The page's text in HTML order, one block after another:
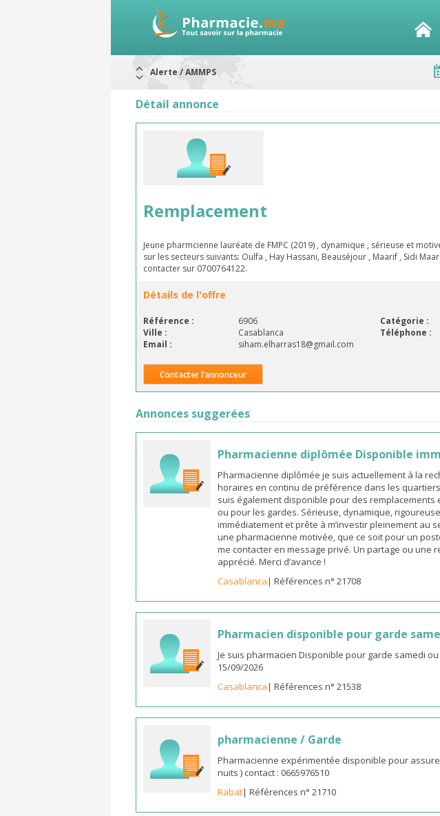
Alerte / AMMPS
ARRÊT DE COMMERCIALISATION
Rappel de lots : préparations lactées
Détail annonce
Remplacement
Jeune pharmcienne lauréate de FMPC (2019) , dynamique , sérieuse et
sur les secteurs suivants: Oulfa , Hay Hassani, Beauséjour , Maarif , Sidi
contacter sur 0700764122.
Détails de l'offre
Référence : 6906 Catégorie :
Ville :
Casablanca Téléphone :
Email :
siham.elharras18@gmail.com
Contacter l’annonceur
Annonces suggerées
Pharmacienne diplômée Disponible
Pharmacienne diplômée je suis actuellement à la
horaires en continu de préférence dans les
suis également disponible pour des remplacements
ou pour les gardes. Sérieuse, dynamique,
immédiatement et prête à m’investir pleinement au
une pharmacienne motivée, que ce soit pour un
me contacter en message privé. Un partage ou une
apprécié. Merci d’avance !
Casablanca| Références n° 21708
Pharmacien disponible pour garde
Je suis pharmacien Disponible pour garde samedi
15/09/2026
Casablanca| Références n° 21538
pharmacienne / Garde
Pharmacienne expérimentée disponible pour
nuits ) contact : 0665976510
Rabat| Références n° 21710